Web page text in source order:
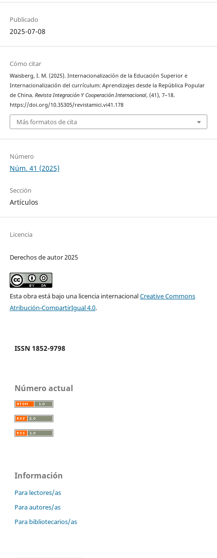
Publicado
2025-07-08
Cómo citar
Waisberg, I. M. (2025). Internacionalización de la Educación Superior e
Internacionalización del currículum: Aprendizajes desde la República Popular
de China. Revista Integración Y Cooperación Internacional, (41), 7–18.
https://doi.org/10.35305/revistamici.vi41.178
Más formatos de cita
Número
Núm. 41 (2025)
Sección
Artículos
Licencia
Derechos de autor 2025
Esta obra está bajo una licencia internacionalCreative Commons
Atribución-CompartirIgual 4.0.
ISSN 1852-9798
Número actual
Información
Para lectores/as
Para autores/as
Para bibliotecarios/as